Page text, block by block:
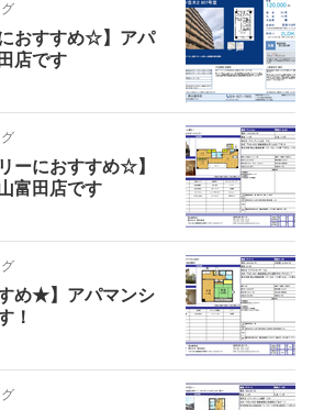
おすすめ☆】アパ
店です
ーにおすすめ☆】
富田店です
め★】アパマンシ
！